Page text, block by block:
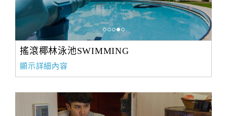
搖滾椰林泳池SWIMMING
顯示詳細內容